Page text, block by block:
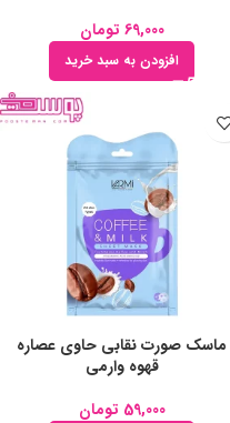
69,000 تومان
افزودن به سبد خرید
ماسک صورت نقابی حاوی عصاره
قهوه وارمی
59,000 تومان